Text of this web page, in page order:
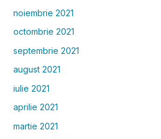
noiembrie 2021
octombrie 2021
septembrie 2021
august 2021
iulie 2021
aprilie 2021
martie 2021